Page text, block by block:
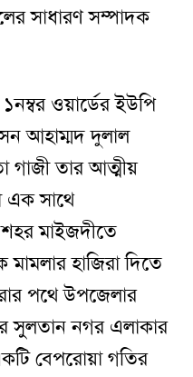
সাধারণ সম্পাদক
ওয়ার্ডের ইউপি
আহাম্মদ দুলাল
গাজী তার আত্মীয়
এক সাথে
মাইজদীতে
হাজিরা দিতে
পথে উপজেলার
সুলতান নগর এলাকার
বেপরোয়া গতির